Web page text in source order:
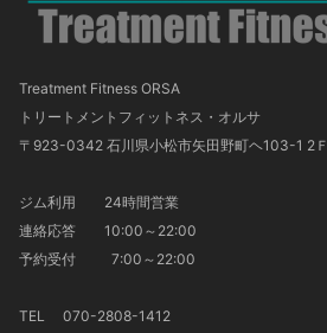
Treatment Fitness ORSA
トリートメントフィットネス・オルサ
〒923-0342 石川県小松市矢田野町ヘ103-1 2Ｆ
ジム利用 24時間営業
連絡応答 10:00～22:00
予約受付 7:00～22:00
TEL 070-2808-1412